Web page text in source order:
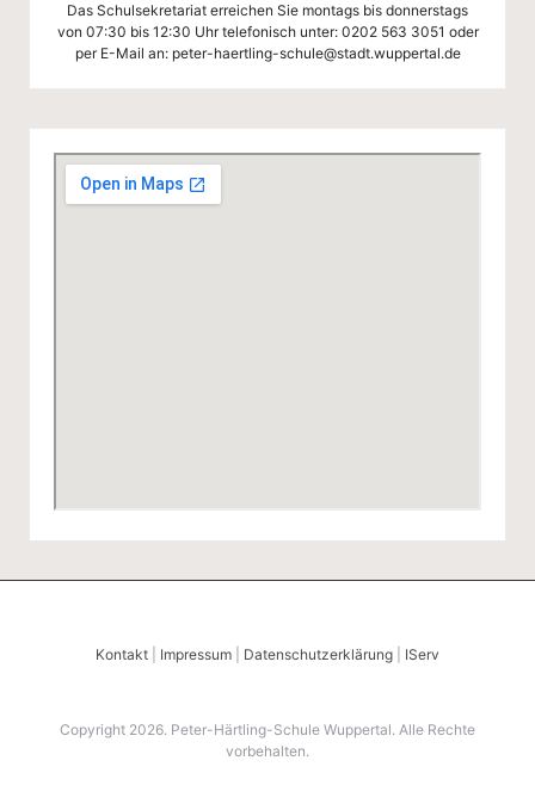
Das Schulsekretariat erreichen Sie montags bis donnerstags
von 07:30 bis 12:30 Uhr telefonisch unter: 0202 563 3051 oder
per E-Mail an: peter-haertling-schule@stadt.wuppertal.de
Kontakt Impressum Datenschutzerklärung IServ
Copyright 2026. Peter-Härtling-Schule Wuppertal. Alle Rechte
vorbehalten.